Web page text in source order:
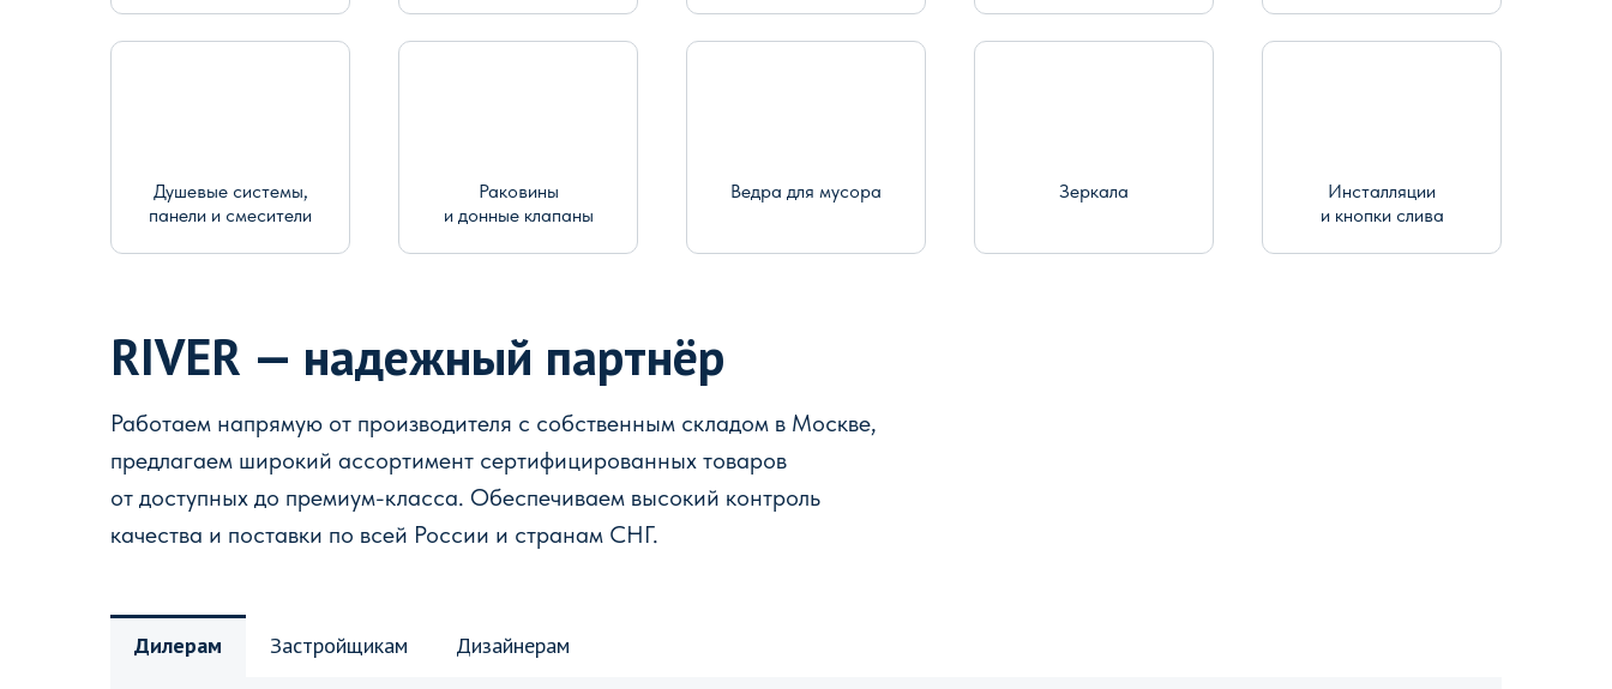
Душевые системы,
панели и смесители
Ведра для мусора Зеркала
Раковины
и донные клапаны
Инсталляции
и кнопки слива
RIVER — надежный партнёр
Работаем напрямую от производителя с собственным складом в Москве,
предлагаем широкий ассортимент сертифицированных товаров
от доступных до премиум-класса. Обеспечиваем высокий контроль
качества и поставки по всей России и странам СНГ.
Дилерам Застройщикам Дизайнерам